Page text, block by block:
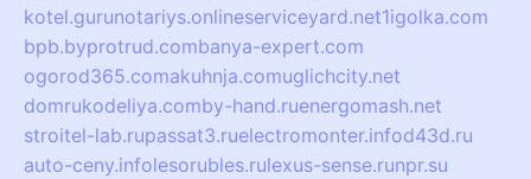
kotel.gurunotariys.onlineserviceyard.net1igolka.com
bpb.byprotrud.combanya-expert.com
ogorod365.comakuhnja.comuglichcity.net
domrukodeliya.comby-hand.ruenergomash.net
stroitel-lab.rupassat3.ruelectromonter.infod43d.ru
auto-ceny.infolesorubles.rulexus-sense.runpr.su